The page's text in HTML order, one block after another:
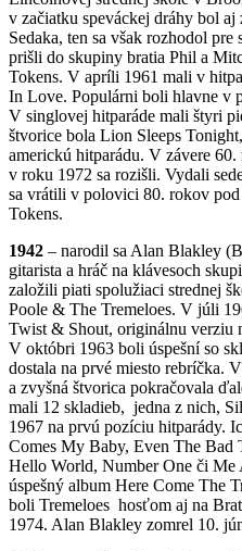
v začiatku speváckej dráhy bol
Sedaka, ten sa však rozhodol
prišli do skupiny bratia Phil a
Tokens. V apríli 1961 mali v
In Love. Populárni boli hlavne v
V singlovej hitparáde mali štyri
štvorice bola Lion Sleeps
americkú hitparádu. V závere
v roku 1972 sa rozišli. Vydali
sa vrátili v polovici 80. rokov
Tokens.
1942 – narodil sa Alan Blakley
gitarista a hráč na klávesoch
založili piati spolužiaci strednej
Poole & The Tremeloes. V júli
Twist & Shout, originálnu verziu
V októbri 1963 boli úspešní so
dostala na prvé miesto rebríčka.
a zvyšná štvorica pokračovala
mali 12 skladieb, jedna z nich,
1967 na prvú pozíciu hitparády.
Comes My Baby, Even The
Hello World, Number One či
úspešný album Here Come The
boli Tremeloes hosťom aj na
1974. Alan Blakley zomrel 10.